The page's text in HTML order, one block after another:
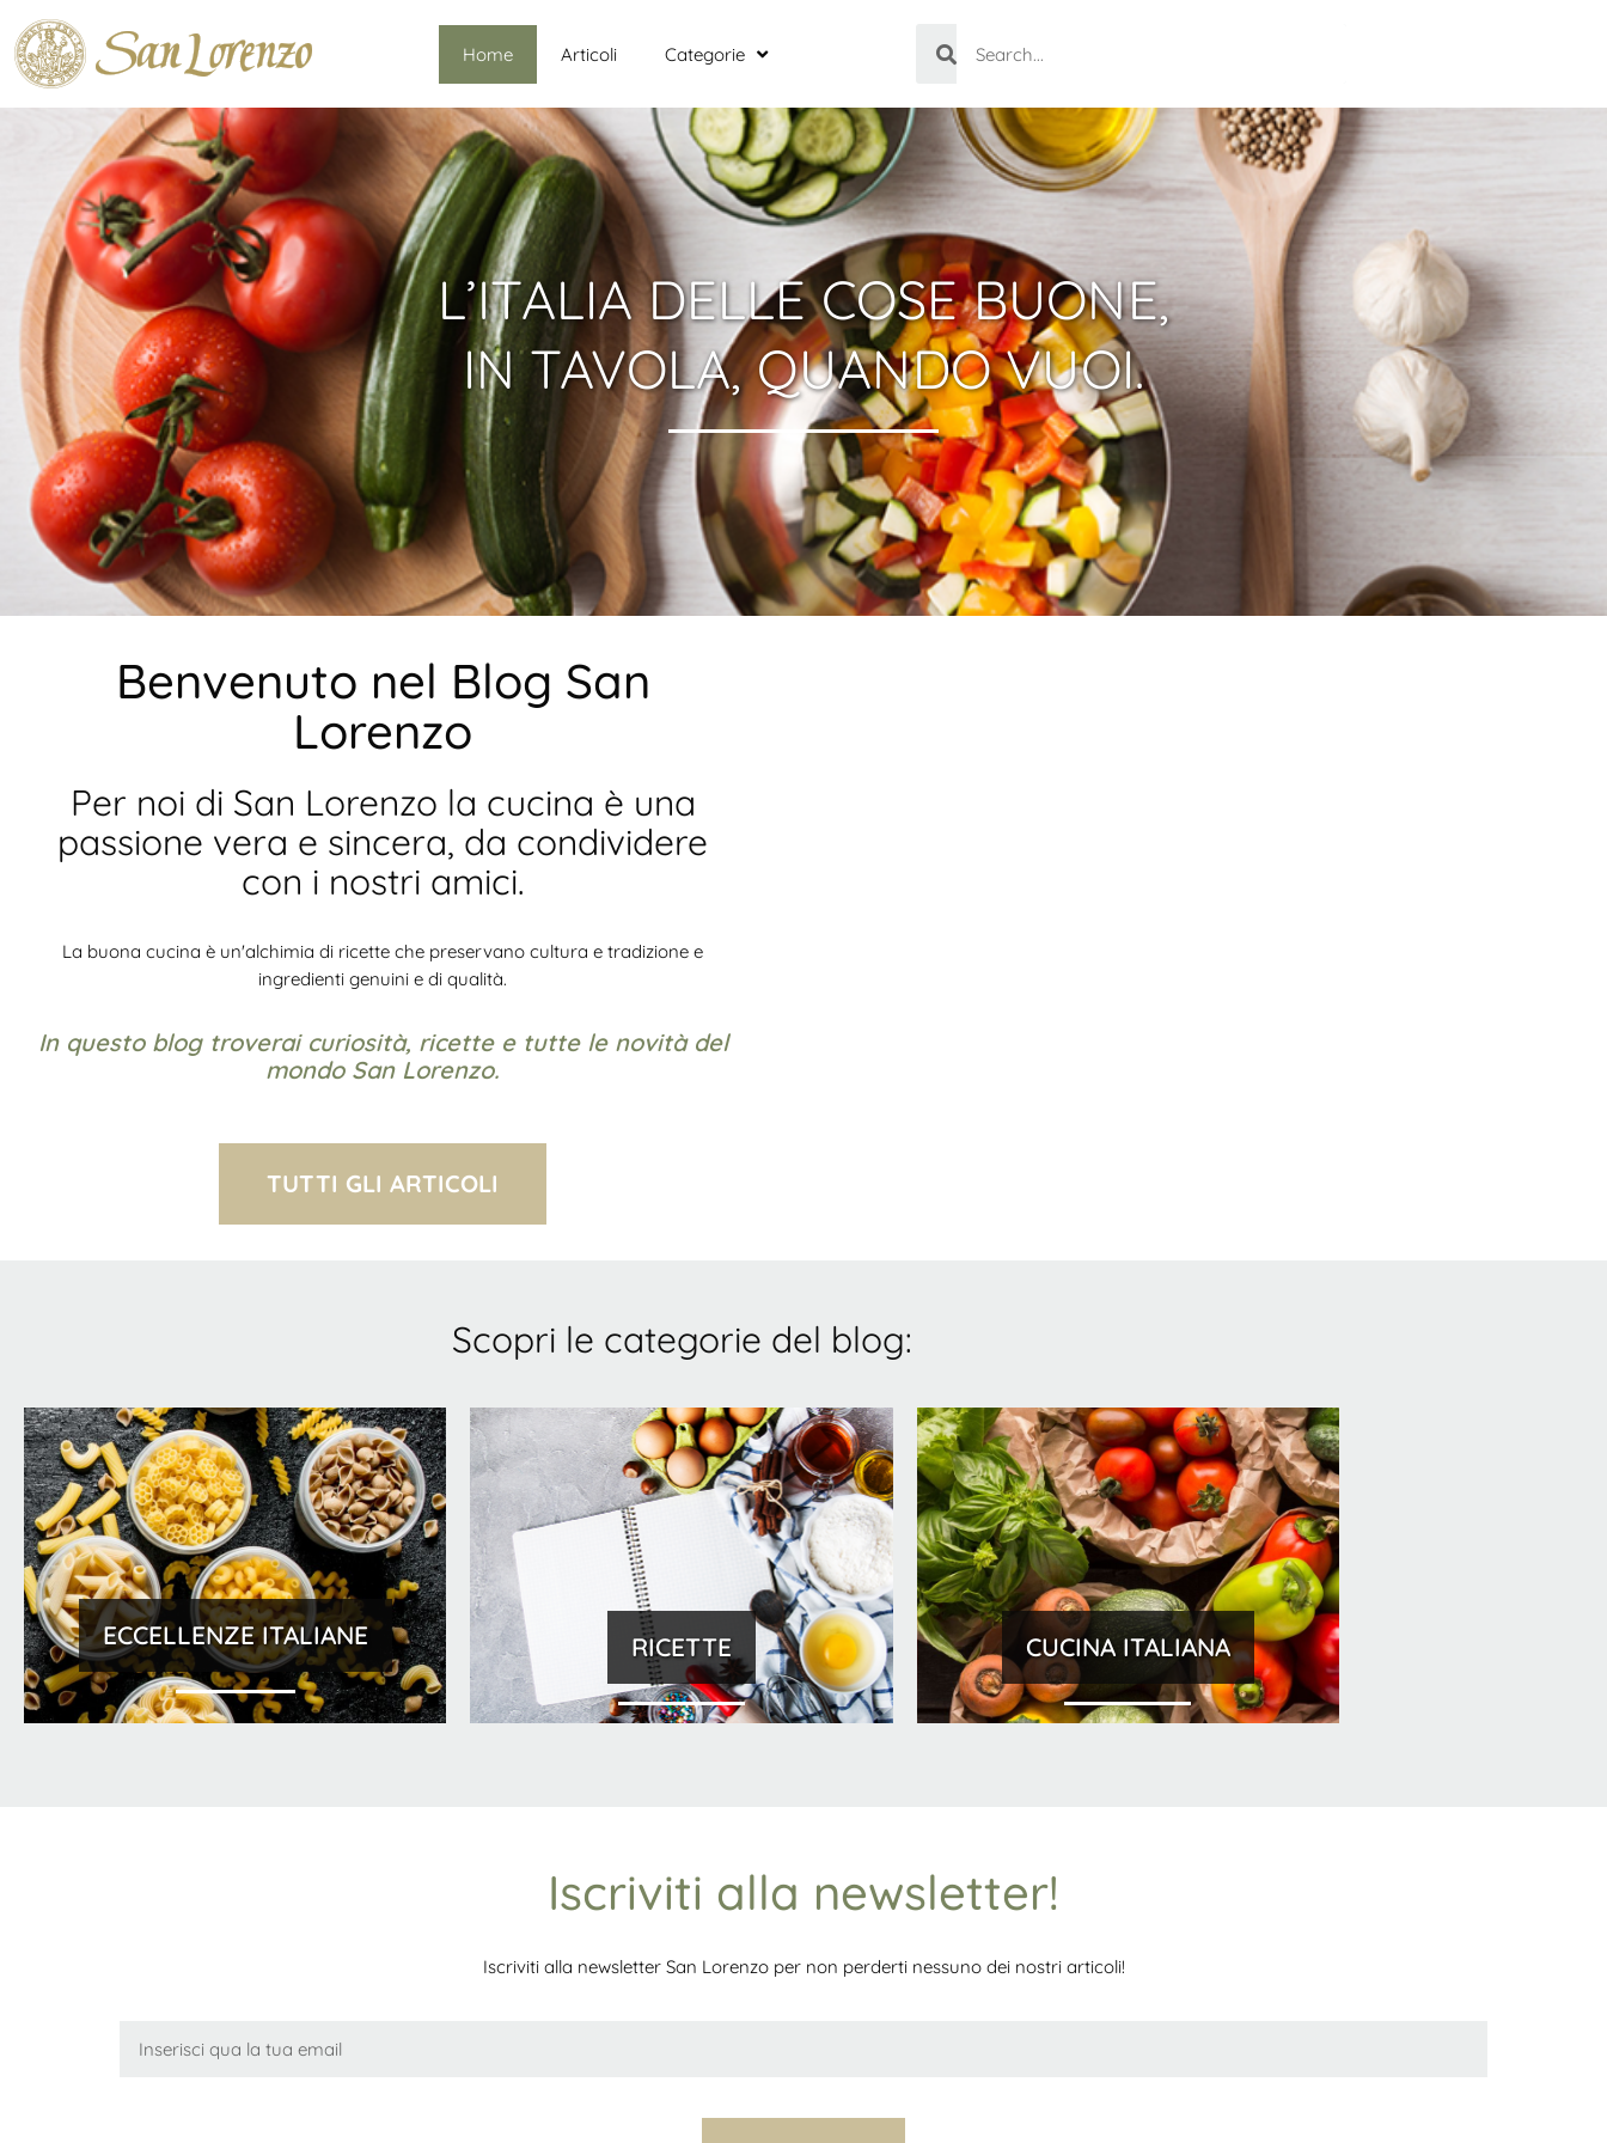
Home Articoli Categorie
L’ITALIA DELLE COSE BUONE,
IN TAVOLA, QUANDO VUOI.
Benvenuto nel Blog San
Lorenzo
Per noi di San Lorenzo la cucina è una
passione vera e sincera, da condividere
con i nostri amici.
La buona cucina è un'alchimia di ricette che preservano cultura e tradizione e
ingredienti genuini e di qualità.
In questo blog troverai curiosità, ricette e tutte le novità del
mondo San Lorenzo.
TUTTI GLI ARTICOLI
Scopri le categorie del blog:
ECCELLENZE ITALIANE RICETTE CUCINA ITALIANA
Iscriviti alla newsletter!
Iscriviti alla newsletter San Lorenzo per non perderti nessuno dei nostri articoli!